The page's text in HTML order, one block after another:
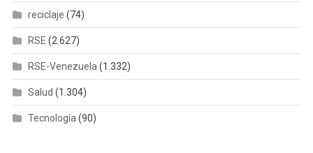
reciclaje (74)
RSE (2.627)
RSE-Venezuela (1.332)
Salud (1.304)
Tecnología (90)